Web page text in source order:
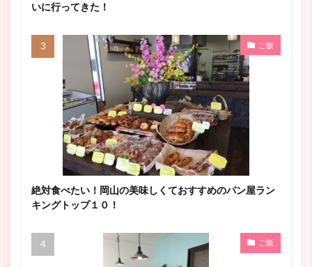
いに行ってきた！
ご飯
絶対食べたい！岡山の美味しくておすすめのパン屋ラン
キングトップ１０！
ご飯